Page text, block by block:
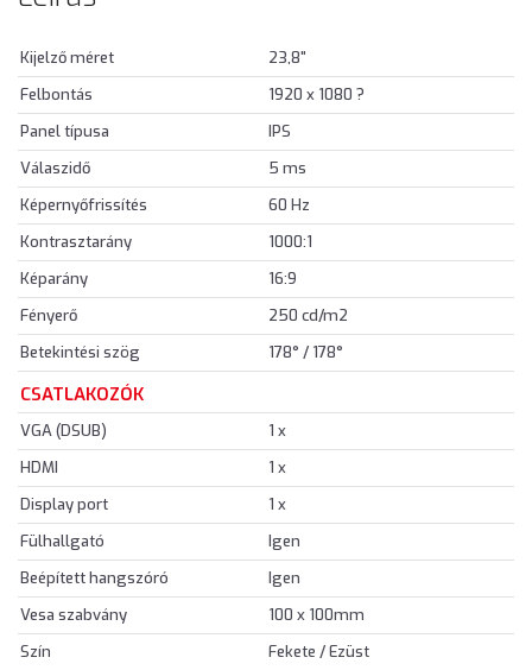
Kijelző méret
23,8"
Felbontás
1920 x 1080 ?
Panel típusa
IPS
Válaszidő
5 ms
Képernyőfrissítés
60 Hz
Kontrasztarány
1000:1
Képarány
16:9
Fényerő
250 cd/m2
Betekintési szög
178° / 178°
CSATLAKOZÓK
VGA (DSUB)
1 x
HDMI
1 x
Display port
1 x
Fülhallgató
Igen
Beépített hangszóró
Igen
Vesa szabvány
100 x 100mm
Szín
Fekete / Ezüst